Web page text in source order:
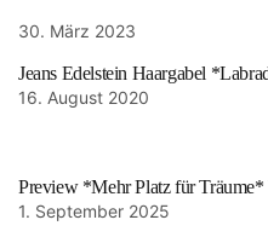
30. März 2023
Jeans Edelstein Haargabel
16. August 2020
Preview *Mehr Platz für Träume*
1. September 2025